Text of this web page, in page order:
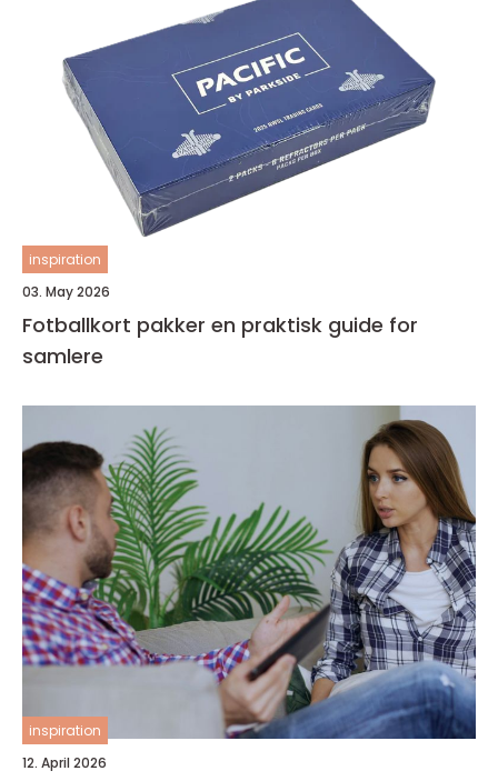
inspiration
03. May 2026
Fotballkort pakker en praktisk guide for
samlere
inspiration
12. April 2026